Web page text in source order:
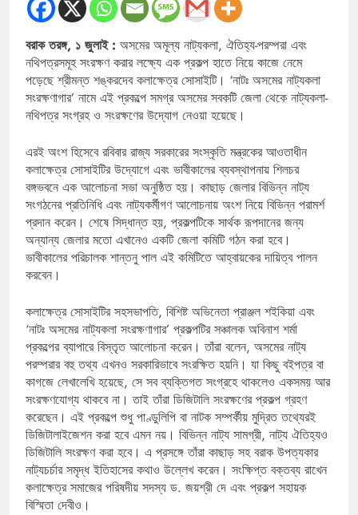
বরাক তরঙ্গ, ১ জুলাই : অসমের অমূল্য নাট্যকলা, ঐতিহ্য-পরম্পরা এবং
নথিপত্রসমূহ সংরক্ষণ করার লক্ষ্যে এক প্রকল্প হাতে নিয়ে কাজে নেমে
পড়েছে শ্রীমন্ত শঙ্করদেব কলাক্ষেত্র সোসাইটি। ‘নাটঃ অসমের নাট্যকলা
সংরক্ষণাগার’ নামে এই প্রকল্পে সমগ্র অসমের সবকটি জেলা থেকে নাট্যকলা-
নথিপত্র সংগ্রহ ও সংরক্ষণের উদ্যোগ নেওয়া হয়েছে।
এরই অংশ হিসেবে রবিবার রাজ্য সরকারের সংস্কৃতি মন্ত্রকের আওতাধীন
কলাক্ষেত্র সোসাইটির উদ্যোগে এবং ভাবীকালের ব্যবস্থাপনায় শিলচর
বঙ্গভবনে এক আলোচনা সভা অনুষ্ঠিত হয়। কাছাড় জেলার বিভিন্ন নাট্য
সংগঠনের প্রতিনিধি এবং নাট্যকর্মীগণ আলোচনায় অংশ নিয়ে বিভিন্ন পরামর্শ
প্রদান করেন। শেষে সিদ্ধান্ত হয়, প্রকল্পটিকে সার্থক রূপদানের জন্য
অন্যান্য জেলার মতো এখানেও একটি জেলা কমিটি গঠন করা হবে।
ভাবীকালের পরিচালক শান্তনু পাল এই কমিটিতে আহ্বায়কের দায়িত্ব পালন
করবেন।
কলাক্ষেত্র সোসাইটির সহসভাপতি, বিশিষ্ট অভিনেতা প্রাঞ্জল শইকিয়া এবং
‘নাটঃ অসমের নাট্যকলা সংরক্ষণাগার’ প্রকল্পটির সঞ্চালক অবিনাশ শর্মা
প্রকল্পের ব্যাপারে বিস্তৃত আলোচনা করেন। তাঁরা বলেন, অসমের নাট্য
পরম্পরার বহু তথ্য এখনও সরকারিভাবে সংরক্ষিত হয়নি। যা কিছু বইপত্র বা
কাগজে লেখালেখি হয়েছে, সে সব ব্যক্তিগত সংগ্রহে থাকলেও একসময় আর
সংরক্ষণযোগ্য থাকবে না। তাই তাঁরা ডিজিটালি সংরক্ষণের প্রকল্প গ্রহণ
করেছেন। এই প্রকল্পে শুধু পাণ্ডুলিপি বা নাটক সম্পর্কীয় মুদ্রিত তথ্যেরই
ডিজিটালাইজেশন করা হবে এমন নয়। বিভিন্ন নাট্য সামগ্রী, নাট্য ঐতিহ্যও
ডিজিটালি সংরক্ষণ করা হবে। এ প্রসঙ্গে তাঁরা কাছাড় সহ বরাক উপত্যকার
নাট্যচর্চার সমৃদ্ধ ইতিহাসের কথাও উল্লেখ করেন। সংক্ষিপ্ত বক্তব্য রাখেন
কলাক্ষেত্র সমাজের পরিষদীয় সদস্য ড. জয়শ্রী দে এবং প্রকল্প সহায়ক
বিস্মিতা দেবীও।